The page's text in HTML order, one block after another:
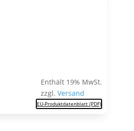
Enthält 19% MwSt.
zzgl.Versand
EU-Produktdatenblatt (PDF)